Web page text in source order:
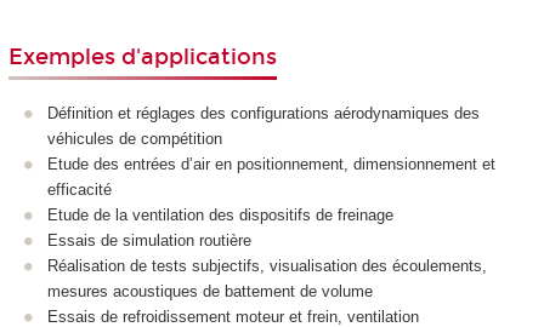
Exemples d'applications
Définition et réglages des configurations aérodynamiques des
véhicules de compétition
Etude des entrées d’air en positionnement, dimensionnement et
efficacité
Etude de la ventilation des dispositifs de freinage
Essais de simulation routière
Réalisation de tests subjectifs, visualisation des écoulements,
mesures acoustiques de battement de volume
Essais de refroidissement moteur et frein, ventilation